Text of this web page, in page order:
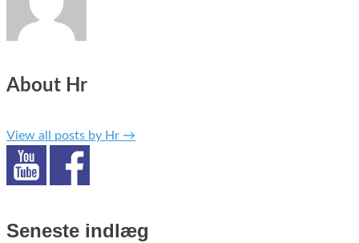
About Hr
View all posts by Hr →
Seneste indlæg